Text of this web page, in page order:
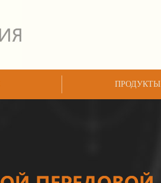
ПРОДУКТЫ